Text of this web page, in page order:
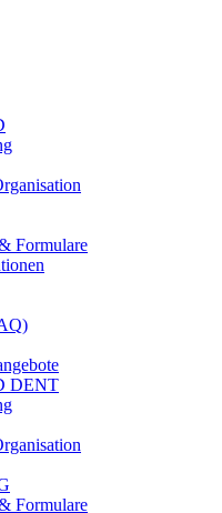
Formulare
DENT
Formulare